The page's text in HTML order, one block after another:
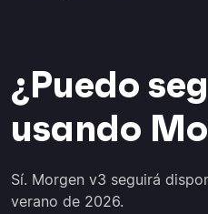
¿Puedo
usando
Sí. Morgen v3 seguirá
verano de 2026.